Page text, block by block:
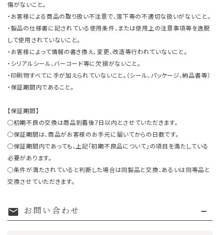
傷がないこと。
・お客様による商品の取り扱い不注意で、落下等の不適切な扱いがないこと。
・製品の仕様書に記されている使用条件、または使用上の注意事項等を逸脱
して使用されていないこと。
・お客様によって情報の書き換え、変更、改造等行われていないこと。
・シリアルシール、バーコード等に欠損がないこと。
・印刷物すべてに手が加えられていないこと。（シール、パッケージ、納品書等）
・保証期間内であること。
【保証期間】
○初期不良の交換は商品到着後7日以内とさせていただきます。
○保証期間は、商品がお客様のお手元に届いてからの日数です。
○保証期間内であっても、上記「初期不良品について」の項目を満たしている
必要があります。
○条件が満たされていると判断した場合は同製品と交換、あるいは同等品と
交換させていただきます。
mail お問い合わせ